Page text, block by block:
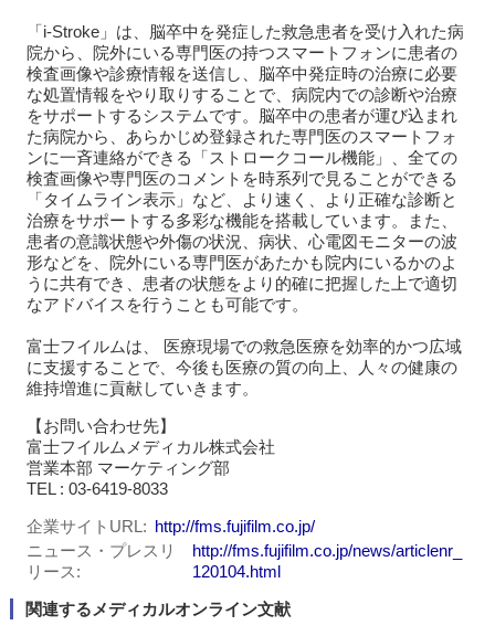
「i-Stroke」は、脳卒中を発症した救急患者を受け入れた病
院から、院外にいる専門医の持つスマートフォンに患者の
検査画像や診療情報を送信し、脳卒中発症時の治療に必要
な処置情報をやり取りすることで、病院内での診断や治療
をサポートするシステムです。脳卒中の患者が運び込まれ
た病院から、あらかじめ登録された専門医のスマートフォ
ンに一斉連絡ができる「ストロークコール機能」、全ての
検査画像や専門医のコメントを時系列で見ることができる
「タイムライン表示」など、より速く、より正確な診断と
治療をサポートする多彩な機能を搭載しています。また、
患者の意識状態や外傷の状況、病状、心電図モニターの波
形などを、院外にいる専門医があたかも院内にいるかのよ
うに共有でき、患者の状態をより的確に把握した上で適切
なアドバイスを行うことも可能です。
富士フイルムは、 医療現場での救急医療を効率的かつ広域
に支援することで、今後も医療の質の向上、人々の健康の
維持増進に貢献していきます。
【お問い合わせ先】
富士フイルムメディカル株式会社
営業本部 マーケティング部
TEL : 03-6419-8033
企業サイトURL
http://fms.fujifilm.co.jp/
ニュース・プレスリ
リース
http://fms.fujifilm.co.jp/news/articlenr_
120104.html
関連するメディカルオンライン文献